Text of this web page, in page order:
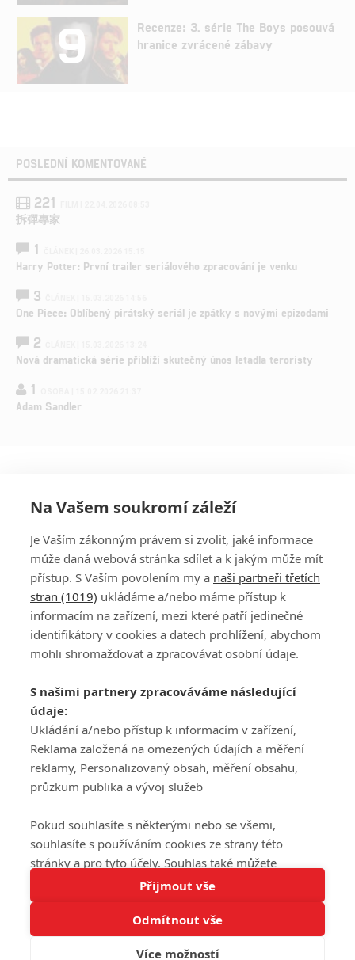
Tato stránka používá soubory cookies.
Rozumím
9
Recenze: 3. série The Boys posouvá
hranice zvrácené zábavy
POSLEDNÍ KOMENTOVANÉ
221
拆彈專家
1
Harry Potter: První trailer seriálového zpracování je venku
3
One Piece: Oblíbený pirátský seriál je zpátky s novými epizodami
2
Nová dramatická série přiblíží skutečný únos letadla teroristy
1
Adam Sandler
PŘIHLÁSIT
REGISTROVAT
DISKUZE
Šéfredaktorkou webu jePetr Slavík, e-mailserialy@fandimefilmu.cz
Máte-li zájem o inzerci na našem webu napište nám na e-mail
studio@koncal.com
Ochrana osobních údajů|Zásady používání cookies |Pravidla webu
Upravit nastavení soukromí
© 2016 – 2026 FandimeSerialum.cz / All rights reserved /
Na Vašem soukromí záleží
Je Vaším zákonným právem si zvolit, jaké informace
může daná webová stránka sdílet a k jakým může mít
přístup. S Vaším povolením my a naši partneři třetích
stran (1019) ukládáme a/nebo máme přístup k
informacím na zařízení, mezi které patří jedinečné
identifikátory v cookies a datech prohlížení, abychom
mohli shromažďovat a zpracovávat osobní údaje.
S našimi partnery zpracováváme následující
údaje:
Ukládání a/nebo přístup k informacím v zařízení,
Reklama založená na omezených údajích a měření
reklamy, Personalizovaný obsah, měření obsahu,
průzkum publika a vývoj služeb
Pokud souhlasíte s některými nebo se všemi,
souhlasíte s používáním cookies ze strany této
stránky a pro tyto účely. Souhlas také můžete
odmítnout, ale v takovém případě vám na stránce
nebudou k dispozici některé personalizované funkce.
Vaše volby souhlasu se budou vztahovat pouze na
tuto webovou stránku. Vaše nastavení a odvolání
Přijmout vše
Odmítnout vše
Více možností